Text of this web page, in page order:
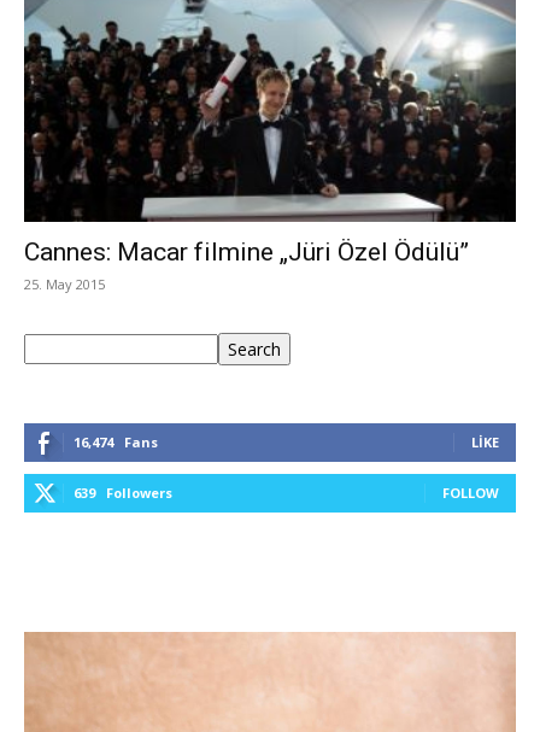
Cannes: Macar filmine „Jüri Özel Ödülü”
25. May 2015
Search
16,474 Fans LIKE
639 Followers FOLLOW